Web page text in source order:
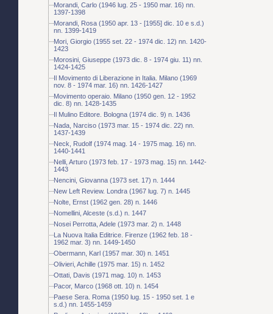
Morandi, Carlo (1946 lug. 25 - 1950 mar. 16) nn.
1397-1398
Morandi, Rosa (1950 apr. 13 - [1955] dic. 10 e s.d.)
nn. 1399-1419
Mori, Giorgio (1955 set. 22 - 1974 dic. 12) nn. 1420-
1423
Morosini, Giuseppe (1973 dic. 8 - 1974 giu. 11) nn.
1424-1425
Il Movimento di Liberazione in Italia. Milano (1969
nov. 8 - 1974 mar. 16) nn. 1426-1427
Movimento operaio. Milano (1950 gen. 12 - 1952
dic. 8) nn. 1428-1435
Il Mulino Editore. Bologna (1974 dic. 9) n. 1436
Nada, Narciso (1973 mar. 15 - 1974 dic. 22) nn.
1437-1439
Neck, Rudolf (1974 mag. 14 - 1975 mag. 16) nn.
1440-1441
Nelli, Arturo (1973 feb. 17 - 1973 mag. 15) nn. 1442-
1443
Nencini, Giovanna (1973 set. 17) n. 1444
New Left Review. Londra (1967 lug. 7) n. 1445
Nolte, Ernst (1962 gen. 28) n. 1446
Nomellini, Alceste (s.d.) n. 1447
Nosei Perrotta, Adele (1973 mar. 2) n. 1448
La Nuova Italia Editrice. Firenze (1962 feb. 18 -
1962 mar. 3) nn. 1449-1450
Obermann, Karl (1957 mar. 30) n. 1451
Olivieri, Achille (1975 mar. 15) n. 1452
Ottati, Davis (1971 mag. 10) n. 1453
Pacor, Marco (1968 ott. 10) n. 1454
Paese Sera. Roma (1950 lug. 15 - 1950 set. 1 e
s.d.) nn. 1455-1459